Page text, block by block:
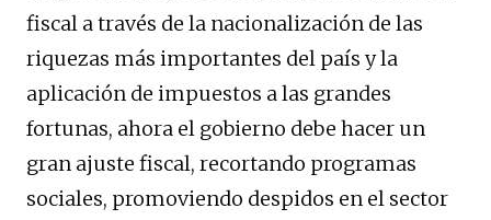
fiscal a través de la nacionalización de las
riquezas más importantes del país y la
aplicación de impuestos a las grandes
fortunas, ahora el gobierno debe hacer un
gran ajuste fiscal, recortando programas
sociales, promoviendo despidos en el sector